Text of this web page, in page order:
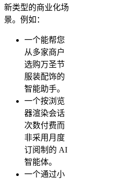
新类型的商业化场
景。例如：
一个能帮您
从多家商户
选购万圣节
服装配饰的
智能助手。
一个按浏览
器渲染会话
次数付费而
非采用月度
订阅制的 AI
智能体。
一个通过小